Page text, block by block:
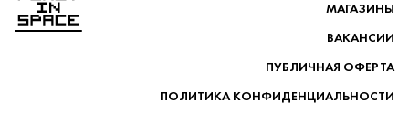
МАГАЗИНЫ
ВАКАНСИИ
ПУБЛИЧНАЯ ОФЕРТА
ПОЛИТИКА КОНФИДЕНЦИАЛЬНОСТИ